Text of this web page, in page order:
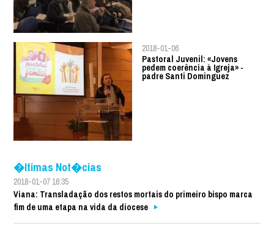
2018-01-06
Pastoral Juvenil: «Jovens
pedem coerência à Igreja» -
padre Santi Dominguez
�ltimas Not�cias
2018-01-07 16:35
Viana: Transladação dos restos mortais do primeiro bispo marca
fim de uma etapa na vida da diocese